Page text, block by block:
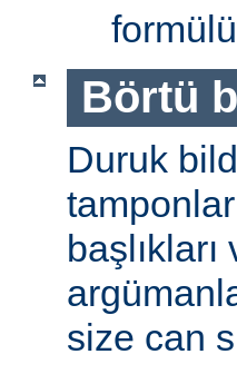
Börtü
Duruk
size can